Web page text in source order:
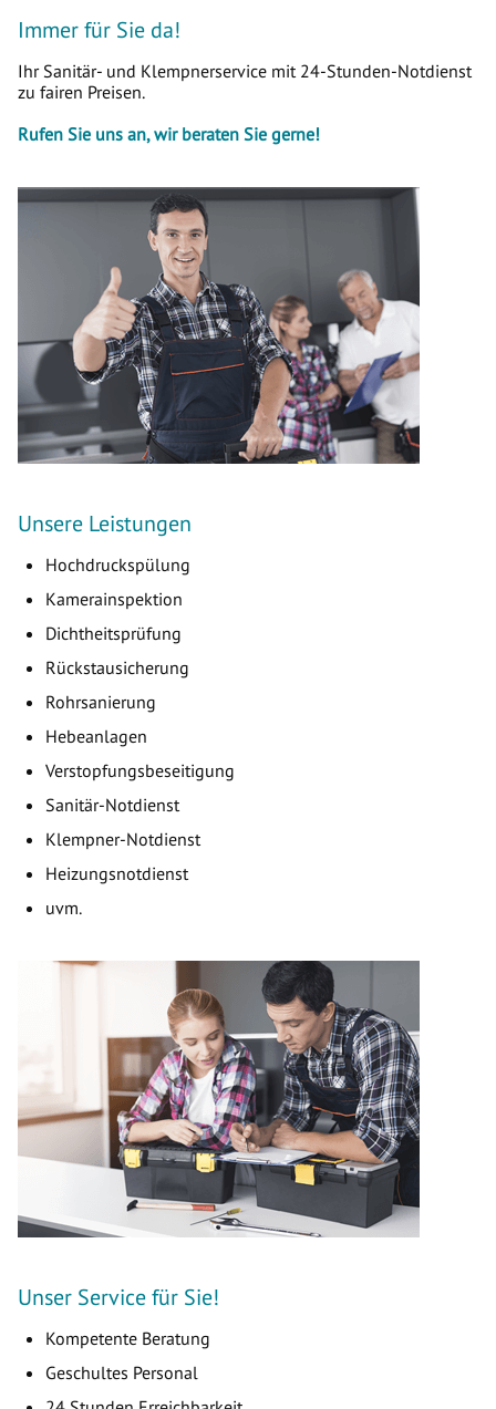
Immer für Sie da!
Ihr Sanitär- und Klempnerservice mit 24-Stunden-Notdienst
zu fairen Preisen.
Rufen Sie uns an, wir beraten Sie gerne!
Unsere Leistungen
Hochdruckspülung
Kamerainspektion
Dichtheitsprüfung
Rückstausicherung
Rohrsanierung
Hebeanlagen
Verstopfungsbeseitigung
Sanitär-Notdienst
Klempner-Notdienst
Heizungsnotdienst
uvm.
Unser Service für Sie!
Kompetente Beratung
Geschultes Personal